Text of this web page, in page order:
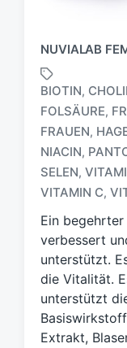
NUVIALAB
c
h
l
g
w
ö
r
t
e
r
BIOTIN,
FOLSÄURE,
FRAUEN,
NIACIN,
SELEN,
VITAMIN C,
Ein
verbessert
unterstützt.
die Vitalität.
unterstützt
Extrakt,